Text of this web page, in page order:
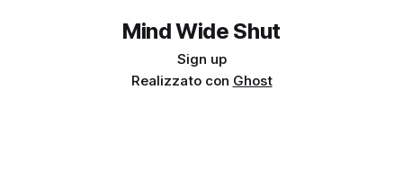
Mind Wide Shut
Sign up
Realizzato con Ghost